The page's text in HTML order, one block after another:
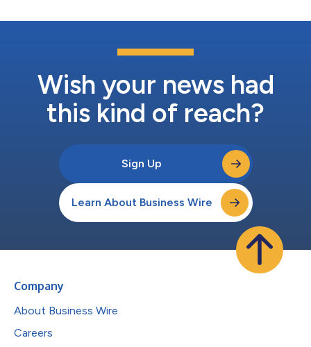
Wish your news had
this kind of reach?
Sign Up
Learn About Business Wire
Company
About Business Wire
Careers